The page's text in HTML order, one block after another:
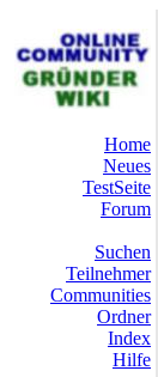
Home
Neues
TestSeite
Forum
Suchen
Teilnehmer
Communities
Ordner
Index
Hilfe